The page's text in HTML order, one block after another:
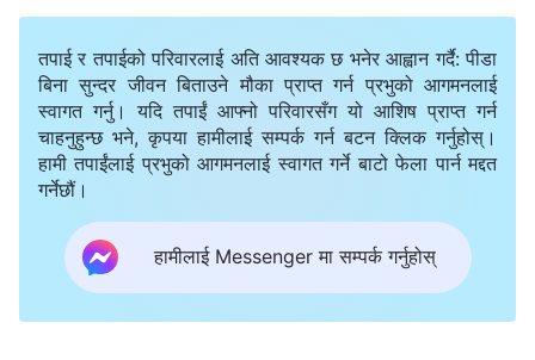
जापान, फ्रान्स, रूस, थाइलेण्ड र अन्य धेरै देशहरूबाट गवाहीहरू
आएका छन्। प्रभुको पुनरागमनको तृष्णा गर्ने विश्‍वभरिका मानिसहरू
सर्वशक्तिमान्‌ परमेश्‍वरको सामु आएका छन् र उहाँको कार्यलाई
स्वीकार गरेका छन्। नास्तिक चिनियाँ कम्युनिस्ट पार्टीको झूटहरूको
पछि अन्धो भएर लाग्नुभन्दा उहाँको महान् कार्यले के हासिल गर्छ र यो
परमेश्‍वरको आवाज हो कि होइन भनेर तपाईं आफै किन बुझ्नुहुन्न?”
उहाँले मेरो कुरा सुन्नुभएन, बरु मेरो फोन खोस्‍न आउनुभयो। उहाँलाई
तपाई र तपाईको परिवारलाई अति आवश्यक छ भनेर आह्वान गर्दै: पीडा
बिना सुन्दर जीवन बिताउने मौका प्राप्त गर्न प्रभुको आगमनलाई
स्वागत गर्नु। यदि तपाईं आफ्नो परिवारसँग यो आशिष प्राप्त गर्न
चाहनुहुन्छ भने, कृपया हामीलाई सम्पर्क गर्न बटन क्लिक गर्नुहोस्।
हामी तपाईंलाई प्रभुको आगमनलाई स्वागत गर्ने बाटो फेला पार्न मद्दत
गर्नेछौं।
हामीलाई Messenger मा सम्पर्क गर्नुहोस्